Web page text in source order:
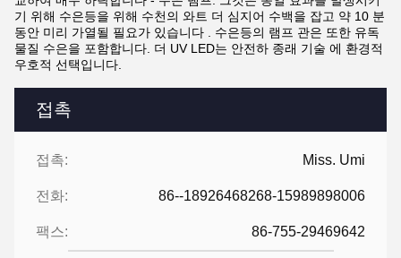
접촉
접촉: Miss. Umi
전화: 86--18926468268-15989898006
팩스: 86-755-29469642
기 위해 수은등을 위해 수천의 와트 더 심지어 수백을 잡고 약 10 분
동안 미리 가열될 필요가 있습니다 . 수은등의 램프 관은 또한 유독
물질 수은을 포함합니다. 더 UV LED는 안전하 종래 기술 에 환경적
우호적 선택입니다.